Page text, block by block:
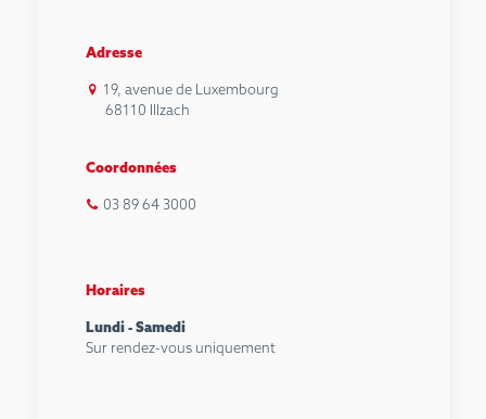
Adresse
19, avenue de Luxembourg
68110 Illzach
Coordonnées
03 89 64 3000
Horaires
Lundi - Samedi
Sur rendez-vous uniquement